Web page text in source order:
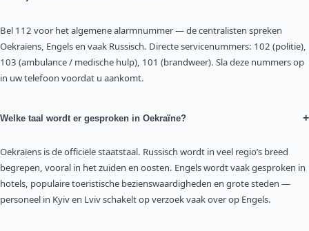
Bel 112 voor het algemene alarmnummer — de centralisten spreken
Oekraïens, Engels en vaak Russisch. Directe servicenummers: 102 (politie),
103 (ambulance / medische hulp), 101 (brandweer). Sla deze nummers op
in uw telefoon voordat u aankomt.
Welke taal wordt er gesproken in Oekraïne? +
Oekraïens is de officiële staatstaal. Russisch wordt in veel regio’s breed
begrepen, vooral in het zuiden en oosten. Engels wordt vaak gesproken in
hotels, populaire toeristische bezienswaardigheden en grote steden —
personeel in Kyiv en Lviv schakelt op verzoek vaak over op Engels.